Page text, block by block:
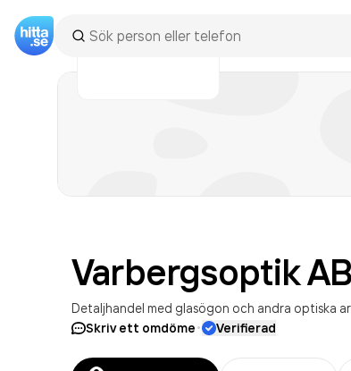
VarbergsoptikAB
Detaljhandel med glasögon och andra optiska
Skriv ett omdöme· Verifierad